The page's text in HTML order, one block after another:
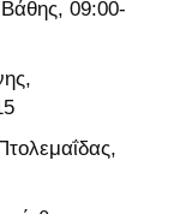
Βάθης, 09:00-